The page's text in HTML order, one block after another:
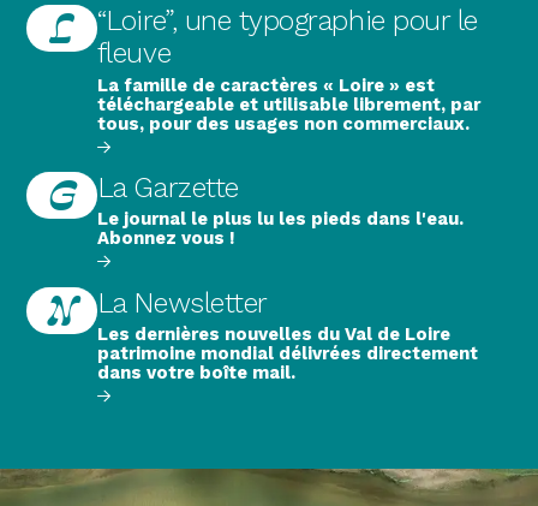
L
“Loire”, une typographie pour le
fleuve
La famille de caractères « Loire » est
téléchargeable et utilisable librement, par
tous, pour des usages non commerciaux.
G La Garzette
Le journal le plus lu les pieds dans l'eau.
Abonnez vous !
N La Newsletter
Les dernières nouvelles du Val de Loire
patrimoine mondial délivrées directement
dans votre boîte mail.